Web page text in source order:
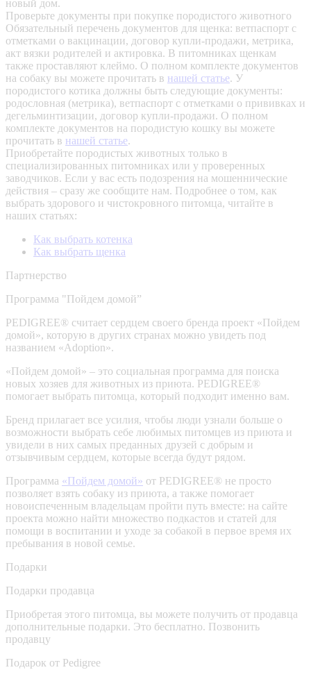
новый дом.
Проверьте документы при покупке породистого животного
Обязательный перечень документов для щенка: ветпаспорт с
отметками о вакцинации, договор купли-продажи, метрика,
акт вязки родителей и актировка. В питомниках щенкам
также проставляют клеймо. О полном комплекте документов
на собаку вы можете прочитать в нашей статье. У
породистого котика должны быть следующие документы:
родословная (метрика), ветпаспорт с отметками о прививках и
дегельминтизации, договор купли-продажи. О полном
комплекте документов на породистую кошку вы можете
прочитать в нашей статье.
Приобретайте породистых животных только в
специализированных питомниках или у проверенных
заводчиков. Если у вас есть подозрения на мошеннические
действия – сразу же сообщите нам. Подробнее о том, как
выбрать здорового и чистокровного питомца, читайте в
наших статьях:
Как выбрать котенка
Как выбрать щенка
Партнерство
Программа "Пойдем домой”
PEDIGREE® считает сердцем своего бренда проект «Пойдем
домой», которую в других странах можно увидеть под
названием «Adoption».
«Пойдем домой» – это социальная программа для поиска
новых хозяев для животных из приюта. PEDIGREE®
помогает выбрать питомца, который подходит именно вам.
Бренд прилагает все усилия, чтобы люди узнали больше о
возможности выбрать себе любимых питомцев из приюта и
увидели в них самых преданных друзей с добрым и
отзывчивым сердцем, которые всегда будут рядом.
Программа «Пойдем домой» от PEDIGREE® не просто
позволяет взять собаку из приюта, а также помогает
новоиспеченным владельцам пройти путь вместе: на сайте
проекта можно найти множество подкастов и статей для
помощи в воспитании и уходе за собакой в первое время их
пребывания в новой семье.
Подарки
Подарки продавца
Приобретая этого питомца, вы можете получить от продавца
дополнительные подарки. Это бесплатно. Позвонить
продавцу
Подарок от Pedigree